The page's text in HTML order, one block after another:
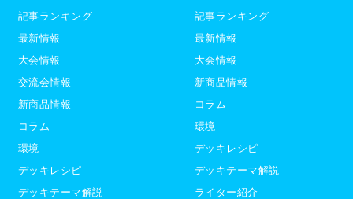
記事ランキング
最新情報
大会情報
交流会情報
新商品情報
コラム
環境
デッキレシピ
デッキテーマ解説
記事ランキング
最新情報
大会情報
新商品情報
コラム
環境
デッキレシピ
デッキテーマ解説
ライター紹介